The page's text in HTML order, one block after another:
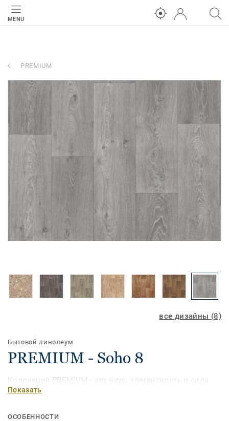
MENU
PREMIUM
все дизайны (8)
Бытовой линолеум
PREMIUM - Soho 8
Коллекция PREMIUM - это вкус, элегантность и сила
Показать
ОСОБЕННОСТИ